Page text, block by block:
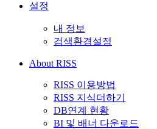
설정
내 정보
검색환경설정
About RISS
RISS 이용방법
RISS 지식더하기
DB연계 현황
BI 및 배너 다운로드